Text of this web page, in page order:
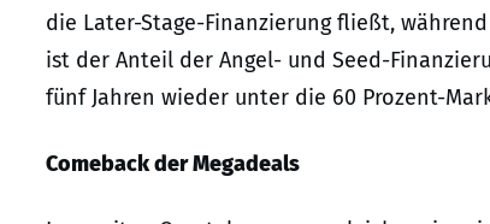
die Later-Stage-Finanzierung fließt,
ist der Anteil der Angel- und Seed-
fünf Jahren wieder unter die 60 Prozent-
Comeback der Megadeals